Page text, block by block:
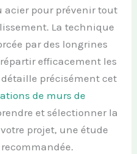
acier pour prévenir tout
La technique
par des longrines
efficacement les
précisément cet
de murs de
et sélectionner la
projet, une étude